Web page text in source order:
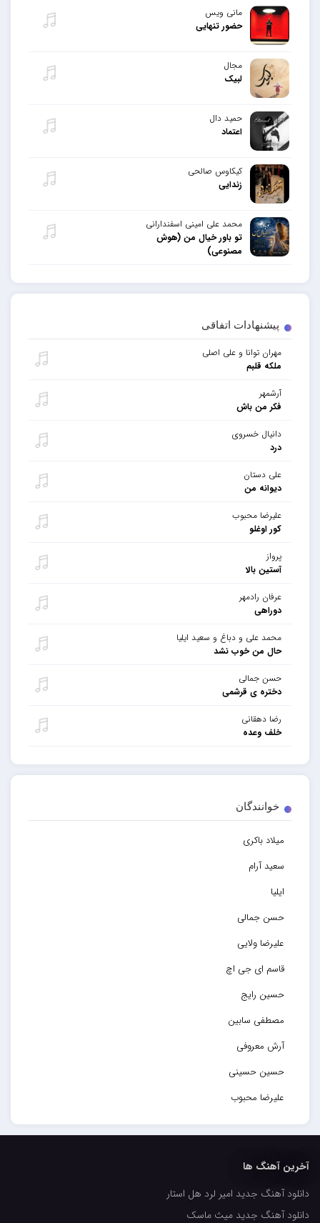
پیشنهادات اتفاقی
مهران توانا و علی اصلی
ملکه قلبم
آرشمهر
فکر من باش
دانیال خسروی
درد
علی دستان
دیوانه من
علیرضا محبوب
کور اوغلو
پرواز
آستین بالا
عرفان رادمهر
دوراهی
محمد علی و دباغ و سعید ایلیا
حال من خوب نشد
حسن جمالی
دختره ی قرشمی
رضا دهقانی
خلف وعده
خوانندگان
میلاد باکری
سعید آرام
ایلیا
حسن جمالی
علیرضا ولایی
قاسم ای جی اچ
حسین رایج
مصطفی سابین
آرش معروفی
حسین حسینی
علیرضا محبوب
حسین حصارکی
کاپیتان
مجید رضوی
مانی ویس
حضور تنهایی
مجال
لبیک
حمید دال
اعتماد
کیکاوس صالحی
زندایی
محمد علی امینی اسفندارانی
تو باور خیال من (هوش
مصنوعی)
آخرین آهنگ ها
دانلود آهنگ جدید امیر لرد هل استار
دانلود آهنگ جدید میث ماسک